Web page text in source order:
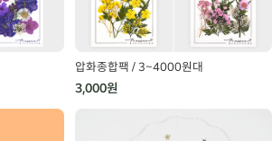
압화종합팩 / 3~4000원대
3,000원